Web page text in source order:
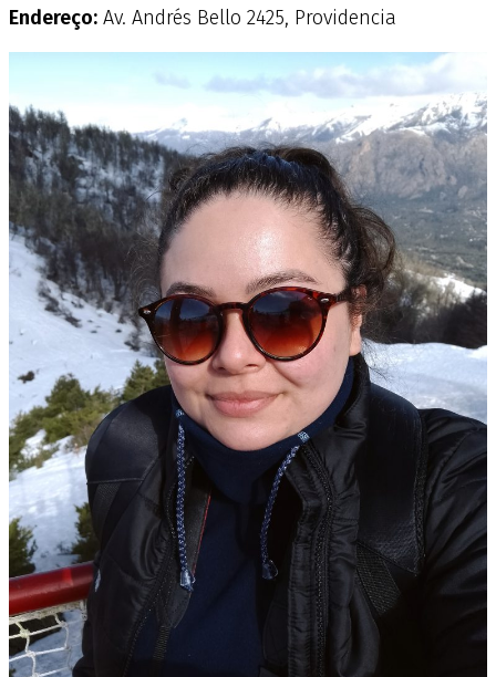
Endereço: Av. Andrés Bello 2425, Providencia